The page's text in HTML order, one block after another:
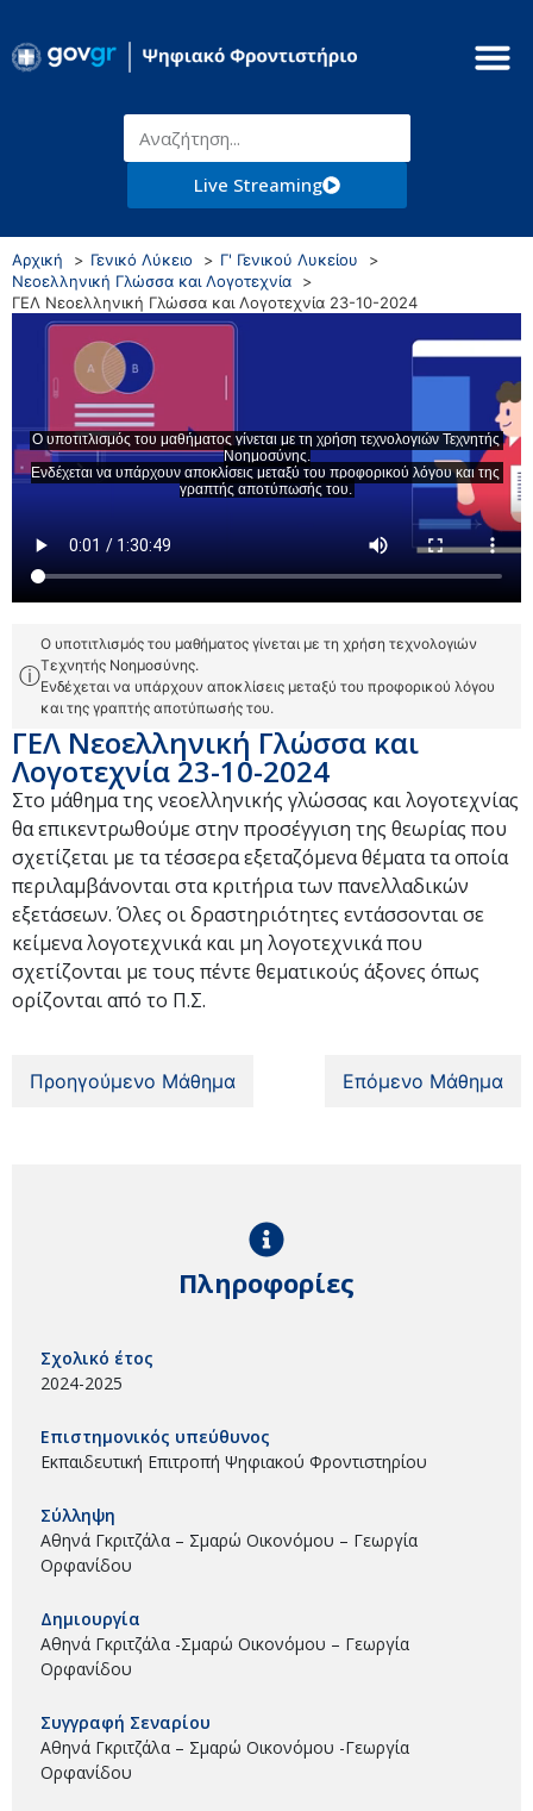
Live Streaming
Αρχική Γενικό Λύκειο
Γ' Γενικού Λυκείου
Νεοελληνική Γλώσσα και Λογοτεχνία
ΓΕΛ Νεοελληνική Γλώσσα και Λογοτεχνία 23-10-2024
ⓘ
Ο υποτιτλισμός του μαθήματος γίνεται με τη χρήση τεχνολογιών
Τεχνητής Νοημοσύνης.
Ενδέχεται να υπάρχουν αποκλίσεις μεταξύ του προφορικού λόγου
και της γραπτής αποτύπωσής του.
ΓΕΛ Νεοελληνική Γλώσσα και
Λογοτεχνία 23-10-2024
Στο μάθημα της νεοελληνικής γλώσσας και λογοτεχνίας
θα επικεντρωθούμε στην προσέγγιση της θεωρίας που
σχετίζεται με τα τέσσερα εξεταζόμενα θέματα τα οποία
περιλαμβάνονται στα κριτήρια των πανελλαδικών
εξετάσεων. Όλες οι δραστηριότητες εντάσσονται σε
κείμενα λογοτεχνικά και μη λογοτεχνικά που
σχετίζονται με τους πέντε θεματικούς άξονες όπως
ορίζονται από το Π.Σ.
Προηγούμενο Μάθημα Επόμενο Μάθημα
Πληροφορίες
Σχολικό έτος
2024-2025
Επιστημονικός υπεύθυνος
Εκπαιδευτική Επιτροπή Ψηφιακού Φροντιστηρίου
Σύλληψη
Αθηνά Γκριτζάλα – Σμαρώ Οικονόμου – Γεωργία
Ορφανίδου
Δημιουργία
Αθηνά Γκριτζάλα -Σμαρώ Οικονόμου – Γεωργία
Ορφανίδου
Συγγραφή Σεναρίου
Αθηνά Γκριτζάλα – Σμαρώ Οικονόμου -Γεωργία
Ορφανίδου